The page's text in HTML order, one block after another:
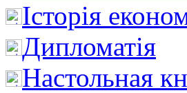
Історія
Дипломатія
Настольная